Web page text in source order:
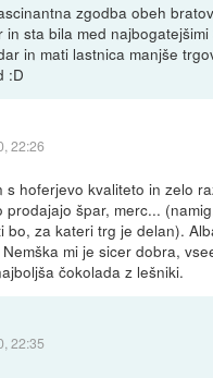
zgodba obeh
in sta bila med
in mati lastnica manjše
:D
22:26
s hoferjevo kvaliteto in zelo
prodajajo špar, merc...
bo, za kateri trg je delan).
mi je sicer dobra,
čokolada z lešniki.
22:35